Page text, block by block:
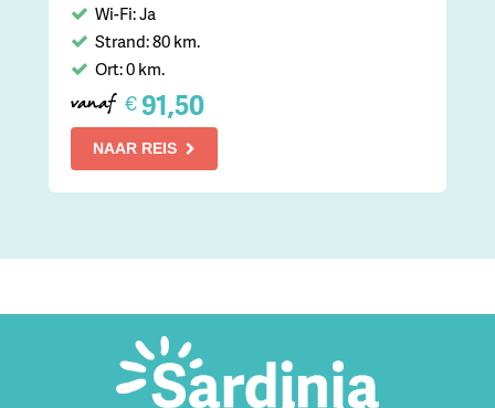
Wi-Fi: Ja
Strand: 80 km.
Ort: 0 km.
vanaf € 91,50
NAAR REIS